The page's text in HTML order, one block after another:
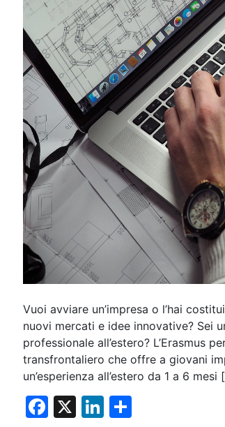
Vuoi avviare un’impresa o l’hai
nuovi mercati e idee innovative? Sei
professionale all’estero? L’Erasmus
transfrontaliero che offre a giovani
un’esperienza all’estero da 1 a 6 mesi
F
X
Li